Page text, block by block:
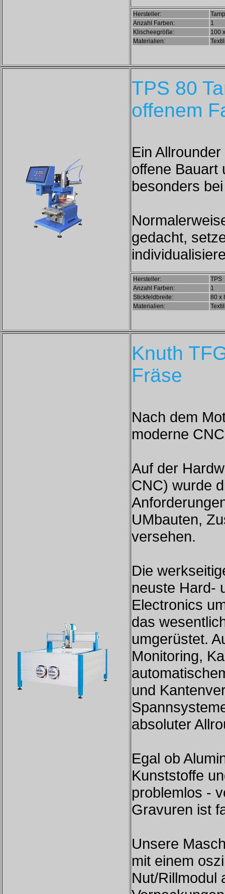
Hersteller:
Anzahl Farben:
1
Klischeegröße:
100
Materialien:
TPS 80
offenem
Ein
offene Bauart
besonders
gedacht,
Hersteller:
TPS
Anzahl Farben:
1
Stickfeldbreite:
80 x
Materialien:
Knuth
Fräse
Nach dem
moderne
Auf der
CNC) wurde
UMbauten,
versehen.
Die
neuste Hard-
Electronics
das
umgerüstet.
Monitoring,
und
absoluter
Egal ob
Kunststoffe
problemlos -
Gravuren ist
Unsere
mit einem
Nut/Rillmodul